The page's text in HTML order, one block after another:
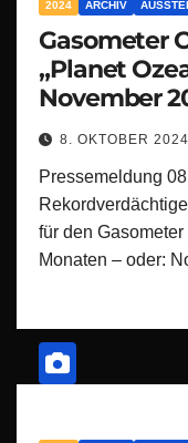
2024 ARCHIV
Gasometer
„Planet
November
8. OKTOBER 2024
Pressemeldung
für den
Monaten – oder: